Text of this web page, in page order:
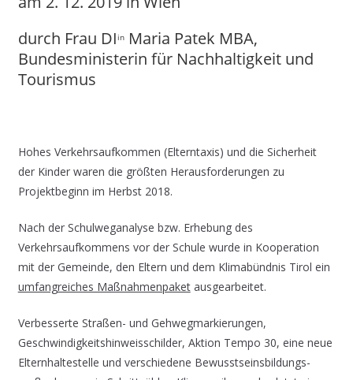
durch Frau DIinMaria Patek MBA,
Bundesministerin für Nachhaltigkeit und
Tourismus
Hohes Verkehrsaufkommen (Elterntaxis) und die Sicherheit
der Kinder waren die größten Herausforderungen zu
Projektbeginn im Herbst 2018.
Nach der Schulweganalyse bzw. Erhebung des
Verkehrsaufkommens vor der Schule wurde in Kooperation
mit der Gemeinde, den Eltern und dem Klimabündnis Tirol ein
umfang­reiches Maßnahmen­paketausgearbeitet.
Verbesserte Straßen- und Gehwegmarkierungen,
Geschwindig­keits­hinweisschilder, Aktion Tempo 30, eine neue
Elternhaltestelle und verschiedene Bewusstseins­bildungs­